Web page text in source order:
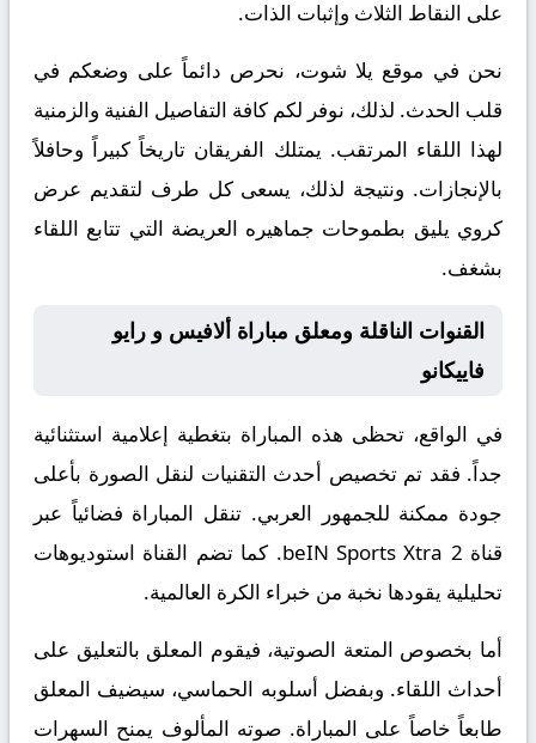
على النقاط الثلاث وإثبات الذات.
نحن في موقع يلا شوت، نحرص دائماً على وضعكم في
قلب الحدث. لذلك، نوفر لكم كافة التفاصيل الفنية والزمنية
لهذا اللقاء المرتقب. يمتلك الفريقان تاريخاً كبيراً وحافلاً
بالإنجازات. ونتيجة لذلك، يسعى كل طرف لتقديم عرض
كروي يليق بطموحات جماهيره العريضة التي تتابع اللقاء
بشغف.
القنوات الناقلة ومعلق مباراة ألافيس و رايو
فاييكانو
في الواقع، تحظى هذه المباراة بتغطية إعلامية استثنائية
جداً. فقد تم تخصيص أحدث التقنيات لنقل الصورة بأعلى
جودة ممكنة للجمهور العربي. تنقل المباراة فضائياً عبر
قناة beIN Sports Xtra 2. كما تضم القناة استوديوهات
تحليلية يقودها نخبة من خبراء الكرة العالمية.
أما بخصوص المتعة الصوتية، فيقوم المعلق بالتعليق على
أحداث اللقاء. وبفضل أسلوبه الحماسي، سيضيف المعلق
طابعاً خاصاً على المباراة. صوته المألوف يمنح السهرات